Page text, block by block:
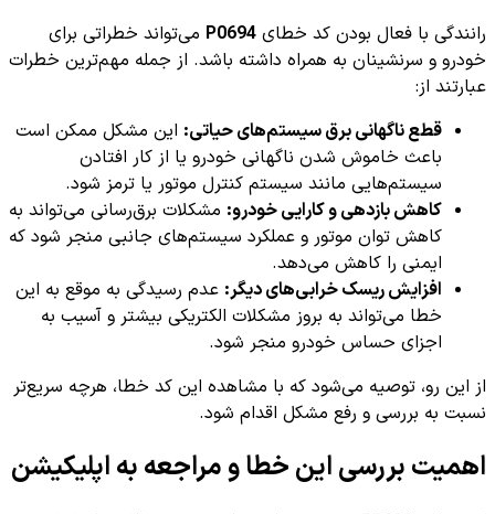
رانندگی با فعال بودن کد خطای P0694 می‌تواند خطراتی برای
خودرو و سرنشینان به همراه داشته باشد. از جمله مهم‌ترین خطرات
عبارتند از:
قطع ناگهانی برق سیستم‌های حیاتی: این مشکل ممکن است
باعث خاموش شدن ناگهانی خودرو یا از کار افتادن
سیستم‌هایی مانند سیستم کنترل موتور یا ترمز شود.
کاهش بازدهی و کارایی خودرو: مشکلات برق‌رسانی می‌تواند به
کاهش توان موتور و عملکرد سیستم‌های جانبی منجر شود که
ایمنی را کاهش می‌دهد.
افزایش ریسک خرابی‌های دیگر: عدم رسیدگی به موقع به این
خطا می‌تواند به بروز مشکلات الکتریکی بیشتر و آسیب به
اجزای حساس خودرو منجر شود.
از این رو، توصیه می‌شود که با مشاهده این کد خطا، هرچه سریع‌تر
نسبت به بررسی و رفع مشکل اقدام شود.
اهمیت بررسی این خطا و مراجعه به اپلیکیشن